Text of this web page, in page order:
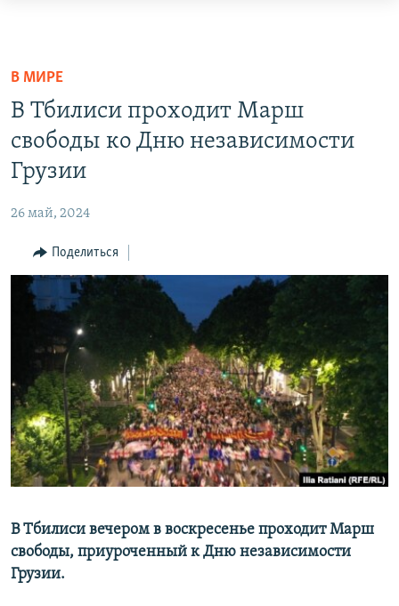
Вернуться
основному
содержанию
Вернутся
главной
Вернутся
поиску
ПОДПИСКА
КОНТАКТЫ
RFE/RL ДИРЕКТ
НАСТОЯЩЕЕ ВРЕМЯ
В МИРЕ
В Тбилиси проходит Марш
свободы ко Дню независимости
Грузии
26 май, 2024
Поделиться
В Тбилиси вечером в воскресенье проходит Марш
свободы, приуроченный к Дню независимости
Грузии.